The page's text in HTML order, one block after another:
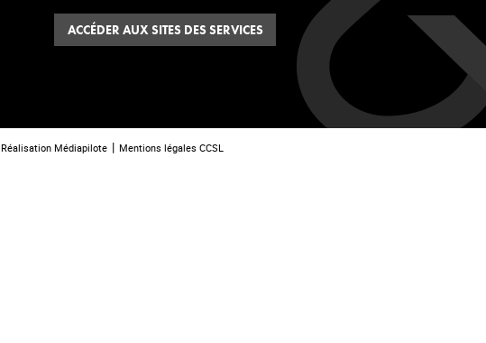
ACCÉDER AUX SITES DES SERVICES
Réalisation Médiapilote Mentions légales CCSL